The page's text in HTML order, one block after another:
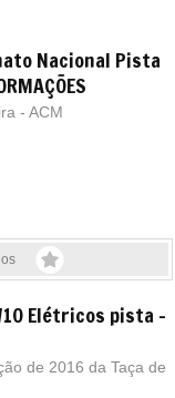
Nacional Pista
- ACM
Elétricos pista -
de 2016 da Taça de